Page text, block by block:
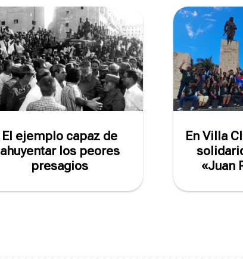
El ejemplo capaz de
ahuyentar los peores
presagios
En Villa
«Juan